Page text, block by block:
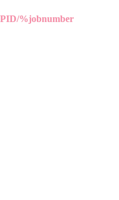
%jobnumber